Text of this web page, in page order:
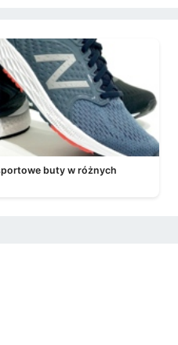
buty w różnych